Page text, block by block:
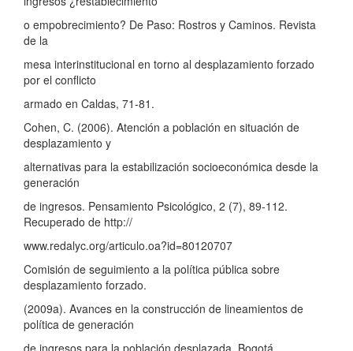
o empobrecimiento? De Paso: Rostros y Caminos. Revista
de la
mesa interinstitucional en torno al desplazamiento forzado
por el conflicto
armado en Caldas, 71-81.
Cohen, C. (2006). Atención a población en situación de
desplazamiento y
alternativas para la estabilización socioeconómica desde la
generación
de ingresos. Pensamiento Psicológico, 2 (7), 89-112.
Recuperado de http://
www.redalyc.org/articulo.oa?id=80120707
Comisión de seguimiento a la política pública sobre
desplazamiento forzado.
(2009a). Avances en la construcción de lineamientos de
política de generación
de ingresos para la población desplazada. Bogotá.